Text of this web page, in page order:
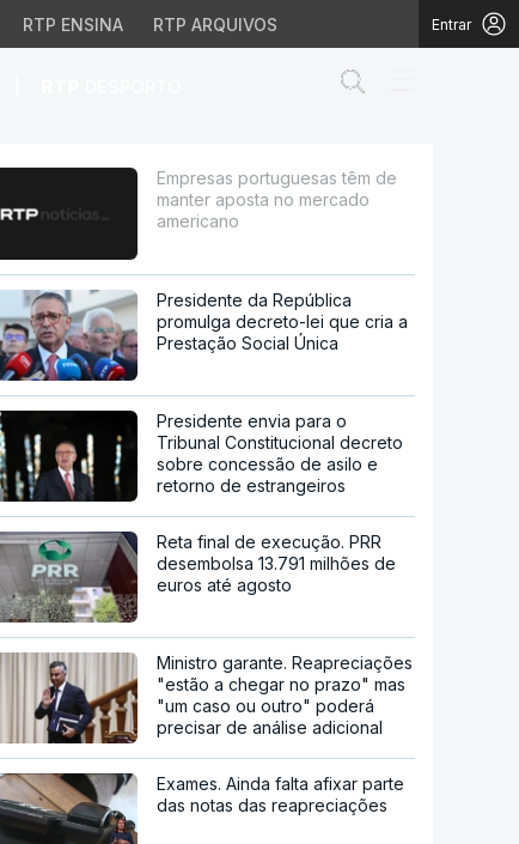
RTP ENSINA RTP ARQUIVOS Entrar
no mercado
Empresas portuguesas têm de
manter aposta no mercado
americano
Presidente da República
promulga decreto-lei que cria a
Prestação Social Única
Presidente envia para o
Tribunal Constitucional decreto
sobre concessão de asilo e
retorno de estrangeiros
Reta final de execução. PRR
desembolsa 13.791 milhões de
euros até agosto
Ministro garante. Reapreciações
"estão a chegar no prazo" mas
"um caso ou outro" poderá
precisar de análise adicional
Exames. Ainda falta afixar parte
das notas das reapreciações